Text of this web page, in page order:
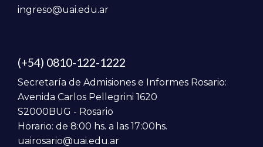
ingreso@uai.edu.ar
(+54) 0810-122-1222
Secretaría de Admisiones e Informes Rosario:
Avenida Carlos Pellegrini 1620
S2000BUG - Rosario
Horario: de 8:00 hs. a las 17:00hs.
uairosario@uai.edu.ar